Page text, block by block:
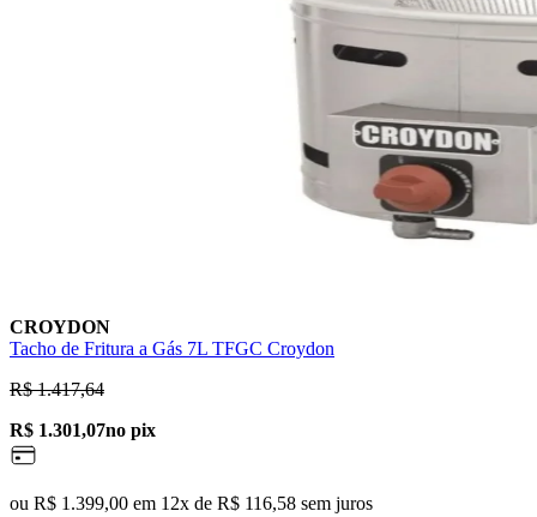
CROYDON
Tacho de Fritura a Gás 7L TFGC Croydon
R$ 1.417,64
R$ 1.301,07no pix
ou R$ 1.399,00 em 12x de R$ 116,58 sem juros